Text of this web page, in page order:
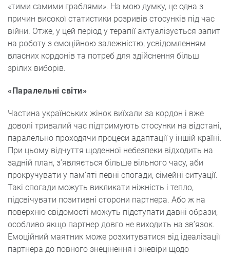
«тими самими граблями». На мою думку, це одна з
причин високої статистики розривів стосунків під час
війни. Отже, у цей період у терапії актуалізується запит
на роботу з емоційною залежністю, усвідомленням
власних кордонів та потреб для здійснення більш
зрілих виборів.
«Паралельні світи»
Частина українських жінок виїхали за кордон і вже
доволі тривалий час підтримують стосунки на відстані,
паралельно проходячи процеси адаптації у іншій країні.
При цьому відчуття щоденної небезпеки відходить на
задній план, з’являється більше вільного часу, аби
прокручувати у пам’яті певні спогади, сімейні ситуації.
Такі спогади можуть викликати ніжність і тепло,
підсвічувати позитивні сторони партнера. Або ж на
поверхню свідомості можуть підступати давні образи,
особливо якщо партнер довго не виходить на зв’язок.
Емоційний маятник може розхитуватися від ідеалізації
партнера до повного знецінення і зневіри щодо